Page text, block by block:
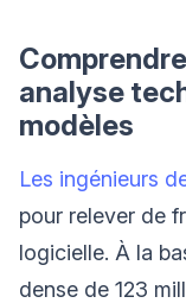
analyse
modèles
Les ingénieurs
pour relever de
logicielle. À la
dense de 123